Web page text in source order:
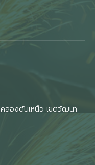
ลองตันเหนือ เขตวัฒนา